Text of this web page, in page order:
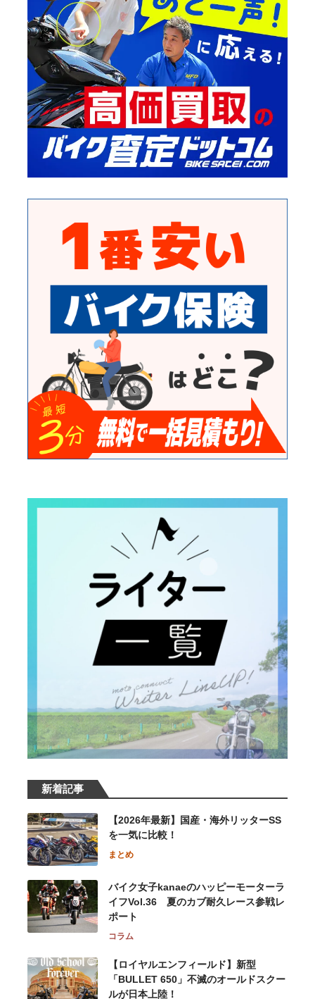
新着記事
【2026年最新】国産・海外リッターSS
を一気に比較！
まとめ
バイク女子kanaeのハッピーモーターラ
イフVol.36 夏のカブ耐久レース参戦レ
ポート
コラム
【ロイヤルエンフィールド】新型
「BULLET 650」不滅のオールドスクー
ルが⽇本上陸！